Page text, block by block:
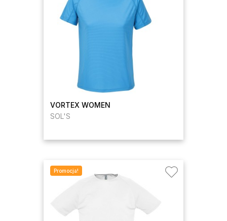
VORTEX WOMEN
SOL'S
Promocja!